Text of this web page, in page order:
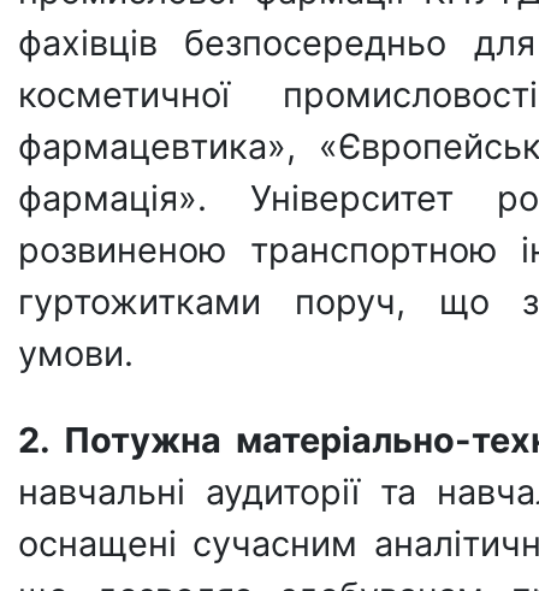
фахівців безпосередньо
косметичної
фармацевтика»,
фармація». Університет
розвиненою транспортною
гуртожитками поруч, що
умови.
2. Потужна матеріально-
навчальні аудиторії та
оснащені сучасним